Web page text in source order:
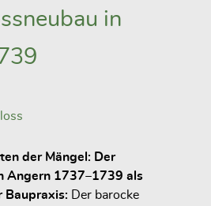
in
der Mängel: Der
Angern 1737–1739 als
Baupraxis:
Der barocke